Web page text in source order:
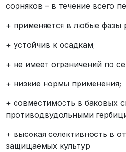
сорняков – в течение всего
+ применяется в любые фазы
+ устойчив к осадкам;
+ не имеет ограничений по
+ низкие нормы применения;
+ совместимость в баковых
противодвудольными
+ высокая селективность в
защищаемых культур